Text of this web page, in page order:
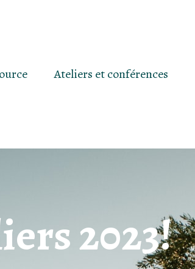
Ateliers et conférences
2023!